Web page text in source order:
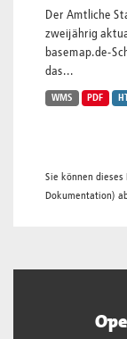
Der Amtliche
zweijährig
basemap.de-
das...
WMS PDF
Sie können
Dokumentation)